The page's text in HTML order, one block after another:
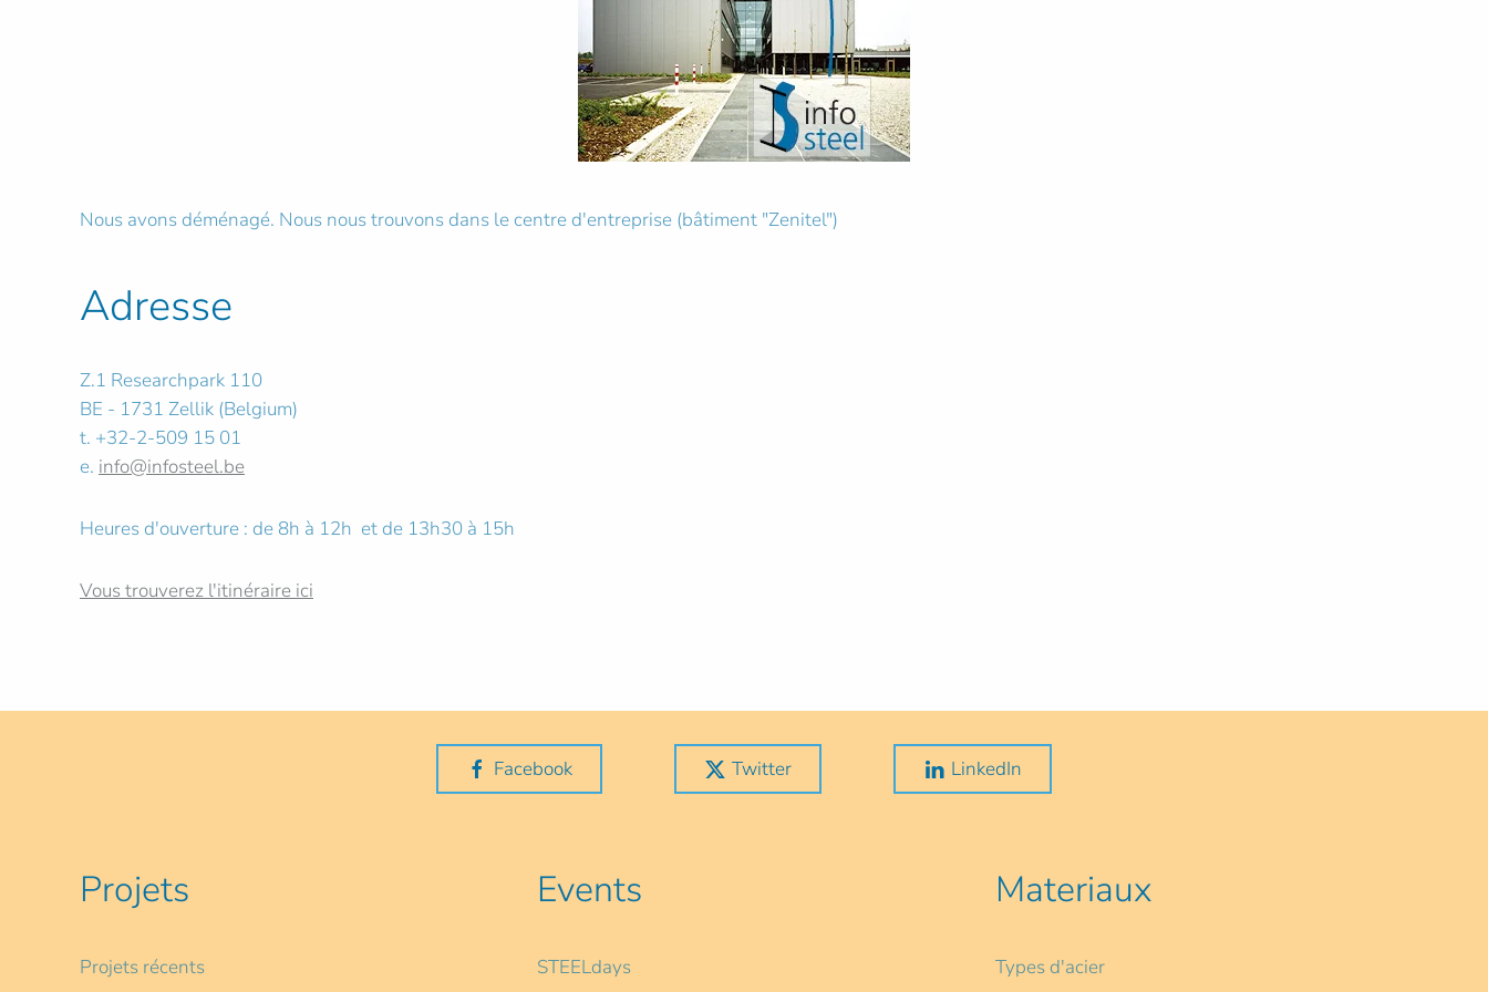
Nous avons déménagé. Nous nous trouvons dans le centre d'entreprise (bâtiment "Zenitel")
Adresse
Z.1 Researchpark 110
BE - 1731 Zellik (Belgium)
t. +32-2-509 15 01
e. info@infosteel.be
Heures d'ouverture : de 8h à 12h et de 13h30 à 15h
Vous trouverez l'itinéraire ici
Facebook Twitter LinkedIn
Projets
Projets récents
Events
STEELdays
Materiaux
Types d'acier